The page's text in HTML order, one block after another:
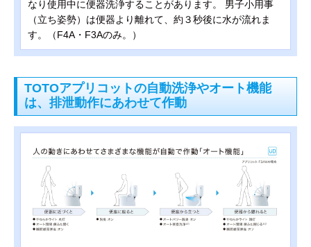
なり使用中に便器洗浄することがあります。 男子小用事
（立ち姿勢）は便器より離れて、約３秒後に水が流れま
す。（F4A・F3Aのみ。）
TOTOアプリコットの自動洗浄やオート機能
は、排泄動作にあわせて作動